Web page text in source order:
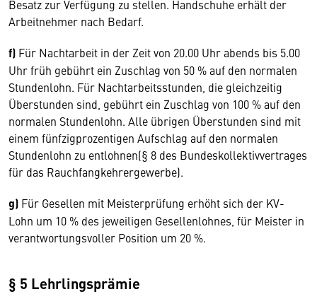
Besatz zur Verfügung zu stellen. Handschuhe erhält der
Arbeitnehmer nach Bedarf.
f) Für Nachtarbeit in der Zeit von 20.00 Uhr abends bis 5.00
Uhr früh gebührt ein Zuschlag von 50 % auf den normalen
Stundenlohn. Für Nachtarbeitsstunden, die gleichzeitig
Überstunden sind, gebührt ein Zuschlag von 100 % auf den
normalen Stundenlohn. Alle übrigen Überstunden sind mit
einem fünfzigprozentigen Aufschlag auf den normalen
Stundenlohn zu entlohnen(§ 8 des Bundeskollektivvertrages
für das Rauchfangkehrergewerbe).
g) Für Gesellen mit Meisterprüfung erhöht sich der KV-
Lohn um 10 % des jeweiligen Gesellenlohnes, für Meister in
verantwortungsvoller Position um 20 %.
§ 5 Lehrlingsprämie